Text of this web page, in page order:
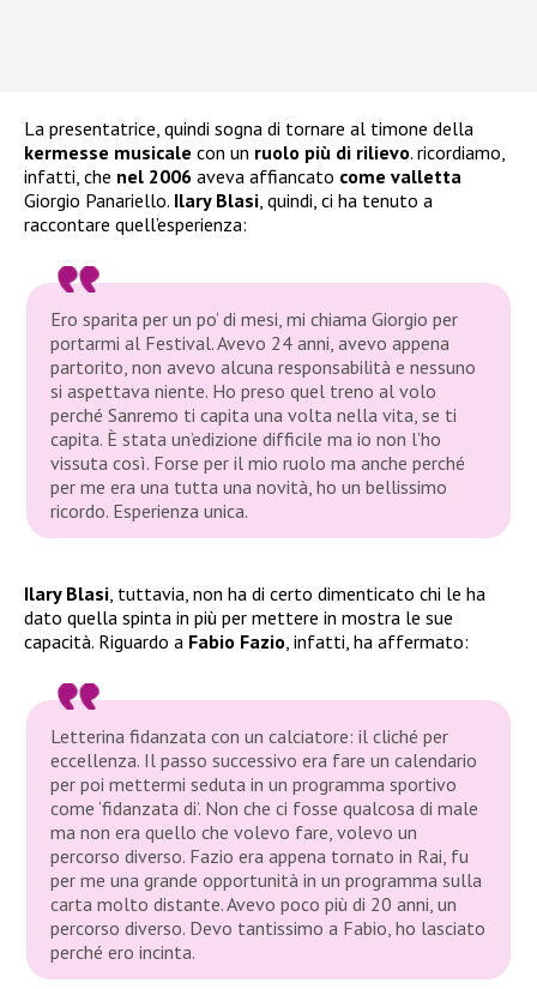
La presentatrice, quindi sogna di tornare al timone della
kermesse musicale con un ruolo più di rilievo. ricordiamo,
infatti, che nel 2006 aveva affiancato come valletta
Giorgio Panariello. Ilary Blasi , quindi, ci ha tenuto a
raccontare quell’esperienza:
Ero sparita per un po’ di mesi, mi chiama Giorgio per
portarmi al Festival. Avevo 24 anni, avevo appena
partorito, non avevo alcuna responsabilità e nessuno
si aspettava niente. Ho preso quel treno al volo
perché Sanremo ti capita una volta nella vita, se ti
capita. È stata un’edizione difficile ma io non l’ho
vissuta così. Forse per il mio ruolo ma anche perché
per me era una tutta una novità, ho un bellissimo
ricordo. Esperienza unica.
Ilary Blasi , tuttavia, non ha di certo dimenticato chi le ha
dato quella spinta in più per mettere in mostra le sue
capacità. Riguardo a Fabio Fazio , infatti, ha affermato:
Letterina fidanzata con un calciatore: il cliché per
eccellenza. Il passo successivo era fare un calendario
per poi mettermi seduta in un programma sportivo
come ‘fidanzata di’. Non che ci fosse qualcosa di male
ma non era quello che volevo fare, volevo un
percorso diverso. Fazio era appena tornato in Rai, fu
per me una grande opportunità in un programma sulla
carta molto distante. Avevo poco più di 20 anni, un
percorso diverso. Devo tantissimo a Fabio, ho lasciato
perché ero incinta.